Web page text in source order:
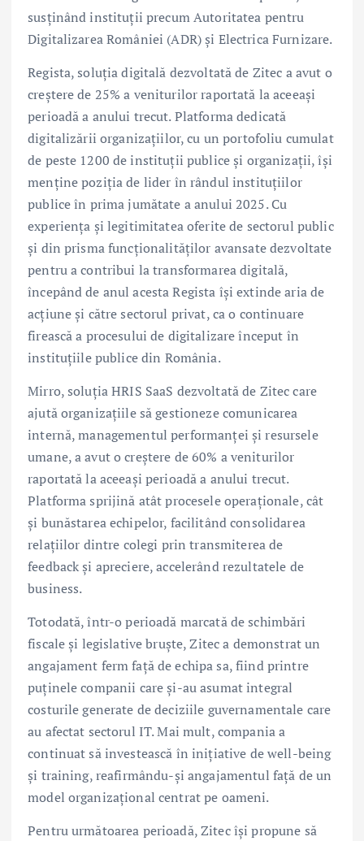
susținând instituții precum Autoritatea pentru
Digitalizarea României (ADR) și Electrica Furnizare.
Regista, soluția digitală dezvoltată de Zitec a avut o
creștere de 25% a veniturilor raportată la aceeași
perioadă a anului trecut. Platforma dedicată
digitalizării organizațiilor, cu un portofoliu cumulat
de peste 1200 de instituții publice și organizații, își
menține poziția de lider în rândul instituțiilor
publice în prima jumătate a anului 2025. Cu
experiența și legitimitatea oferite de sectorul public
și din prisma funcționalităților avansate dezvoltate
pentru a contribui la transformarea digitală,
începând de anul acesta Regista își extinde aria de
acțiune și către sectorul privat, ca o continuare
firească a procesului de digitalizare început în
instituțiile publice din România.
Mirro, soluția HRIS SaaS dezvoltată de Zitec care
ajută organizațiile să gestioneze comunicarea
internă, managementul performanței și resursele
umane, a avut o creștere de 60% a veniturilor
raportată la aceeași perioadă a anului trecut.
Platforma sprijină atât procesele operaționale, cât
și bunăstarea echipelor, facilitând consolidarea
relațiilor dintre colegi prin transmiterea de
feedback și apreciere, accelerând rezultatele de
business.
Totodată, într-o perioadă marcată de schimbări
fiscale și legislative bruște, Zitec a demonstrat un
angajament ferm față de echipa sa, fiind printre
puținele companii care și-au asumat integral
costurile generate de deciziile guvernamentale care
au afectat sectorul IT. Mai mult, compania a
continuat să investească în inițiative de well-being
și training, reafirmându-și angajamentul față de un
model organizațional centrat pe oameni.
Pentru următoarea perioadă, Zitec își propune să